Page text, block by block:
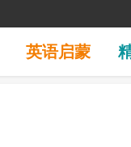
英语启蒙